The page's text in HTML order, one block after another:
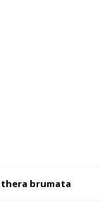
brumata